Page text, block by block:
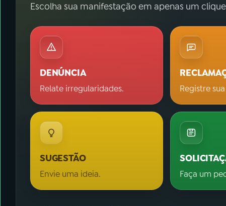
Escolha sua manifestação em apenas um
DENÚNCIA
Relate irregularidades. Registre
SUGESTÃO
Envie uma ideia. Faça um